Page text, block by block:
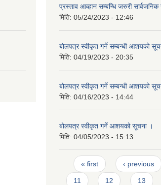
प्रस्ताव आव्हान सम्बन्धि जरुरी
मिति: 05/24/2023 - 12:46
बोलपत्र स्वीकृत गर्ने सम्बन्धी आशयको
मिति: 04/19/2023 - 20:35
बोलपत्र स्वीकृत गर्ने सम्बन्धी आशयको
मिति: 04/16/2023 - 14:44
बोलपत्र स्वीकृत गर्ने आशयको सूचना ।
मिति: 04/05/2023 - 15:13
Pages
« first ‹ previous
11 12 13